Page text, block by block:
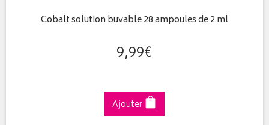
Cobalt solution buvable 28 ampoules de 2 ml
9,99€
Ajouter